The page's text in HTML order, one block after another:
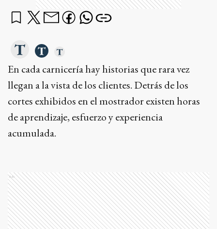
En cada carnicería hay historias que rara vez
llegan a la vista de los clientes. Detrás de los
cortes exhibidos en el mostrador existen horas
de aprendizaje, esfuerzo y experiencia
acumulada.
Ads